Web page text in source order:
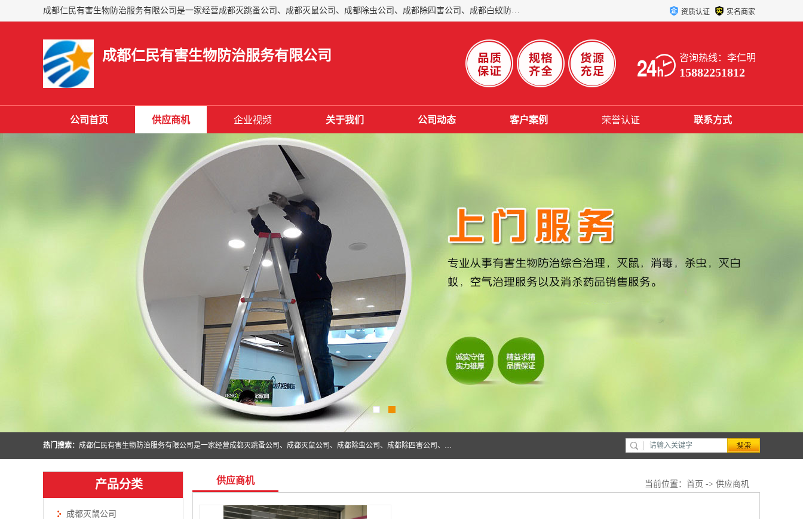
成都仁民有害生物防治服务有限公司是一家经营成都灭跳蚤公司、成都灭鼠公司、成都除虫公司、成都除四害公司、成都白蚁防治公司、成都杀虫公司等。业务覆盖：青白江、郫县、简阳、金堂、乐山、眉山、绵阳、彭州等区域。 由于我们的专业技术和服务态度得到了肯定、 目前公司已经与省内外的多个金 融企业、高端写字楼、星级酒 店、宾馆餐饮企业、学校、制造生产企业、物业小区建立了长期友好的合作关系。 资质认证 实名商家
成都仁民有害生物防治服务有限公司 咨询热线：李仁明
15882251812
公司首页 供应商机 企业视频 关于我们 公司动态 客户案例 荣誉认证 联系方式
热门搜索： 成都仁民有害生物防治服务有限公司是一家经营成都灭跳蚤公司、成都灭鼠公司、成都除虫公司、成都除四害公司、成都白蚁防治公司、成都杀虫公司等。业务覆盖：青白江、郫县、简阳、金堂、乐山、眉山、绵阳、彭州等区域。 由于我们的专业技术和服务态度得到了肯定、 目前公司已经与省内外的多个金 融企业、高端写字楼、星级酒 店、宾馆餐饮企业、学校、制造生产企业、物业小区建立了长期友好的合作关系。
产品分类
成都灭鼠公司
供应商机 当前位置： 首页 -> 供应商机